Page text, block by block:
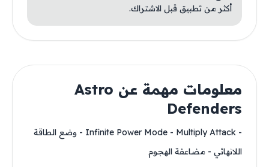
أكثر من تطبيق قبل الاشتراك.
معلومات مهمة عن Astro
Defenders
- Infinite Power Mode - Multiply Attack - وضع الطاقة
اللانهائي - مضاعفة الهجوم